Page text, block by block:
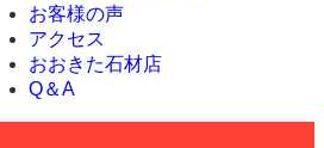
お客様の声
アクセス
おおきた石材店
Q＆A